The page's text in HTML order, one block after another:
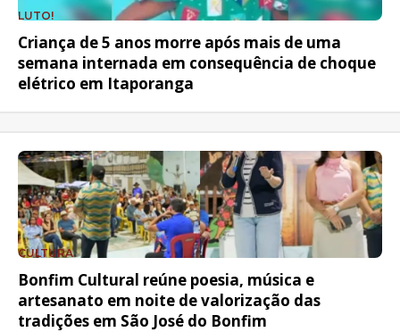
LUTO!
Criança de 5 anos morre após mais de uma
semana internada em consequência de choque
elétrico em Itaporanga
CULTURA
Bonfim Cultural reúne poesia, música e
artesanato em noite de valorização das
tradições em São José do Bonfim